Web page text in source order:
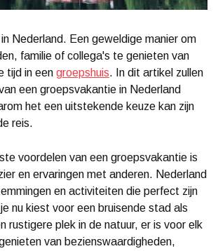
Nederland. Een geweldige manier om
familie of collega's te genieten van
tijd in een groepshuis. In dit artikel zullen
een groepsvakantie in Nederland
het een uitstekende keuze kan zijn
reis.
voordelen van een groepsvakantie is
en ervaringen met anderen. Nederland
en activiteiten die perfect zijn
nu kiest voor een bruisende stad als
rustigere plek in de natuur, er is voor elk
van bezienswaardigheden,